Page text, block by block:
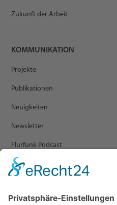
Zukunft der Arbeit
KOMMUNIKATION
Projekte
Publikationen
Neuigkeiten
Newsletter
Flurfunk Podcast
Presse